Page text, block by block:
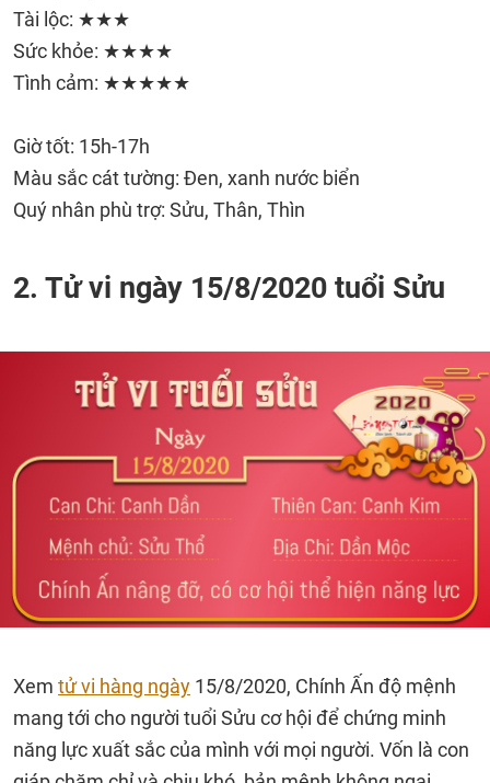
Tài lộc: ★★★
Sức khỏe: ★★★★
Tình cảm: ★★★★★
Giờ tốt: 15h-17h
Màu sắc cát tường: Đen, xanh nước biển
Quý nhân phù trợ: Sửu, Thân, Thìn
2. Tử vi ngày 15/8/2020 tuổi Sửu
Xem tử vi hàng ngày 15/8/2020, Chính Ấn độ mệnh
mang tới cho người tuổi Sửu cơ hội để chứng minh
năng lực xuất sắc của mình với mọi người. Vốn là con